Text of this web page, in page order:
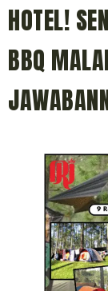
HOTEL!
BBQ